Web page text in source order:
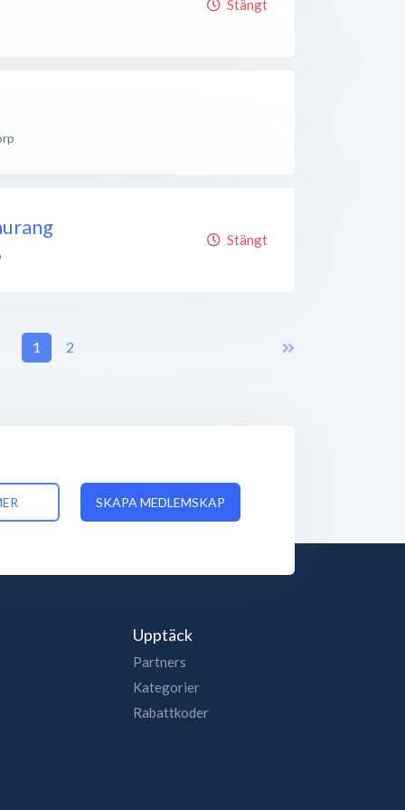
Stängt
Stängt
1 2
SKAPA MEDLEMSKAP
Upptäck
Partners
Kategorier
Rabattkoder